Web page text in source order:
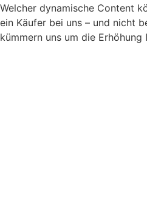
Welcher dynamische Content
ein Käufer bei uns – und nicht
kümmern uns um die Erhöhung